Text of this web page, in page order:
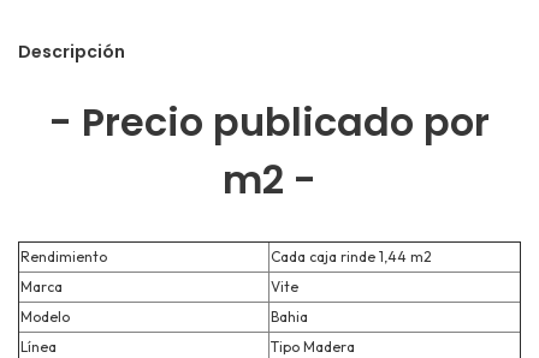
Descripción
- Precio publicado por
m2 -
Rendimiento
Cada caja rinde 1,44 m2
Marca
Vite
Modelo
Bahia
Línea
Tipo Madera